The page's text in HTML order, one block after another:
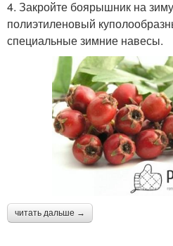
4. Закройте боярышник на
полиэтиленовый
специальные зимние навесы.
читать дальше →